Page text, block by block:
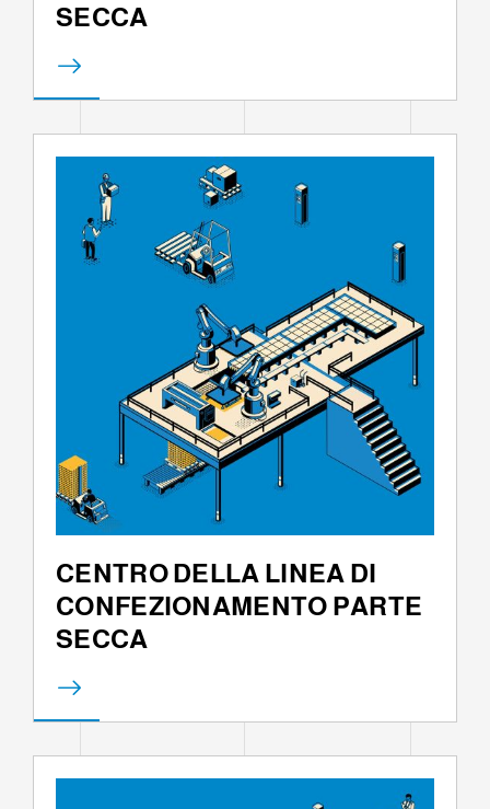
SECCA
CENTRO DELLA LINEA DI
CONFEZIONAMENTO PARTE
SECCA